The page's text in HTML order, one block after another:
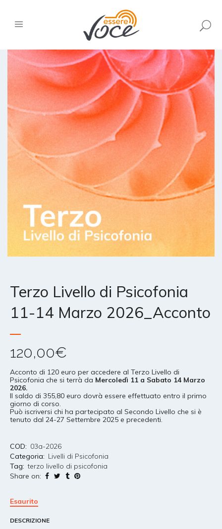
Terzo Livello di Psicofonia
11-14 Marzo 2026_Acconto
120,00€
Acconto di 120 euro per accedere al Terzo Livello di
Psicofonia che si terrà da Mercoledì 11 a Sabato 14 Marzo
2026.
Il saldo di 355,80 euro dovrà essere effettuato entro il primo
giorno di corso.
Può iscriversi chi ha partecipato al Secondo Livello che si è
tenuto dal 24-27 Settembre 2025 e precedenti.
COD: 03a-2026
Categoria: Livelli di Psicofonia
Tag: terzo livello di psicofonia
Share on:
Esaurito
DESCRIZIONE